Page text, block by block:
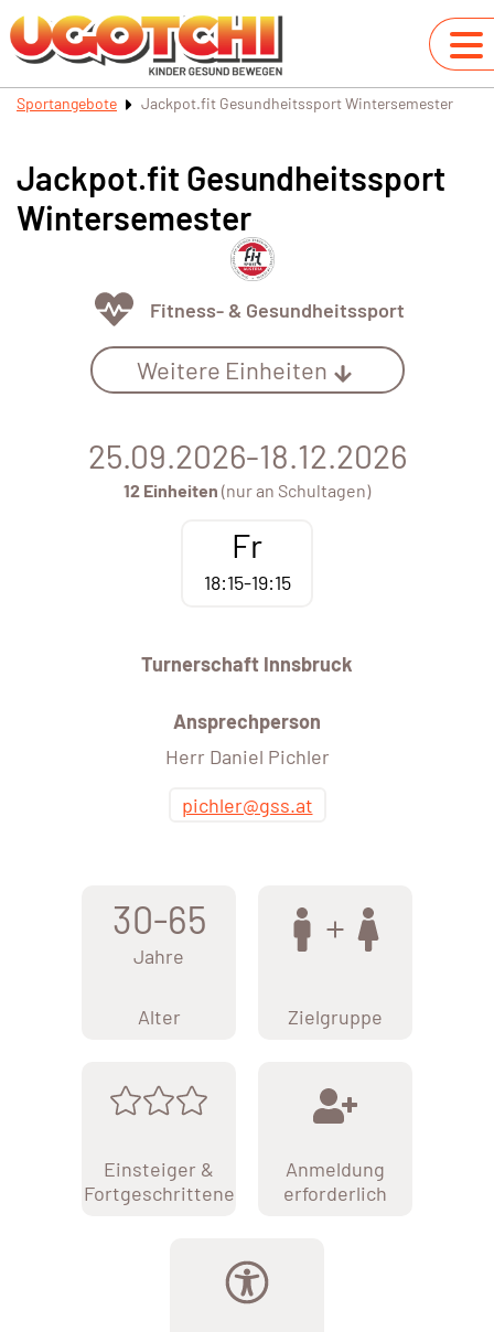
Sportangebote Jackpot.fit Gesundheitssport Wintersemester
Jackpot.fit Gesundheitssport
Wintersemester
Fitness- & Gesundheitssport
Weitere Einheiten
25.09.2026-18.12.2026
12 Einheiten (nur an Schultagen)
Fr
18:15-19:15
Turnerschaft Innsbruck
Ansprechperson
Herr Daniel Pichler
pichler@gss.at
30-65
Jahre
Alter Zielgruppe
Einsteiger &
Fortgeschrittene
Anmeldung
erforderlich